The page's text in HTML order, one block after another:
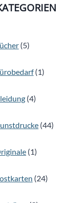
5
Produkte
1
Produkt
4
Produkte
44
Produkte
1
Produkt
24
Produkte